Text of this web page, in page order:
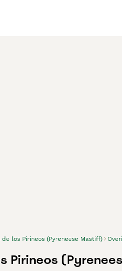
de los Pirineos (Pyreneese Mastiff)
Pirineos